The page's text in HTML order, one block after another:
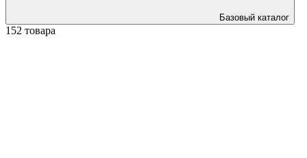
Базовый каталог
152 товара